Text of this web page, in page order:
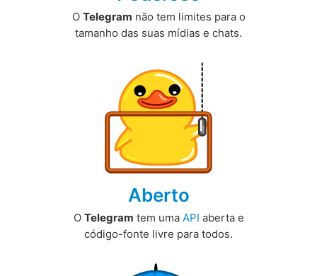
O Telegram não tem limites para o
tamanho das suas mídias e chats.
Aberto
O Telegram tem uma API aberta e
código-fonte livre para todos.